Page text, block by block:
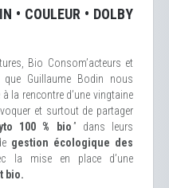
COULEUR • DOLBY
Bio Consom’acteurs et
que Guillaume Bodin nous
la rencontre d’une vingtaine
et surtout de partager
100 % bio” dans leurs
gestion écologique des
la mise en place d’une
bio.